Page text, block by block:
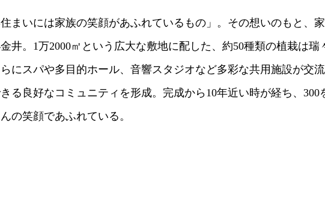
住まいには家族の笑顔があふれているもの」。その想いのもと、
井。1万2000㎡という広大な敷地に配した、約50種類の植栽は
にスパや多目的ホール、音響スタジオなど多彩な共用施設が交
る良好なコミュニティを形成。完成から10年近い時が経ち、300
の笑顔であふれている。